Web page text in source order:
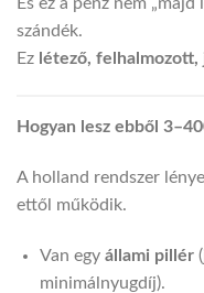
szándék.
Ez létező, felhalmozott,
Hogyan lesz ebből
A holland rendszer
ettől működik.
Van egy állami pillér
minimálnyugdíj).